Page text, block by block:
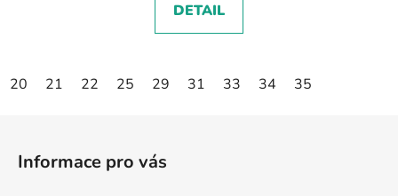
DETAIL
20 21 22 25 29 31 33 34 35
Informace pro vás